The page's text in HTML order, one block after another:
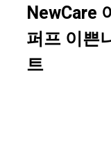
NewCare
퍼프 이쁜
트